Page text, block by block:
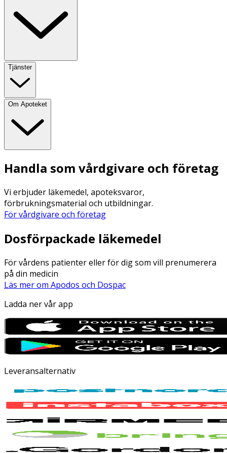
Tjänster
Om Apoteket
Handla som vårdgivare och företag
Vi erbjuder läkemedel, apoteksvaror,
förbrukningsmaterial och utbildningar.
För vårdgivare och företag
Dosförpackade läkemedel
För vårdens patienter eller för dig som vill prenumerera
på din medicin
Läs mer om Apodos och Dospac
Ladda ner vår app
Leveransalternativ